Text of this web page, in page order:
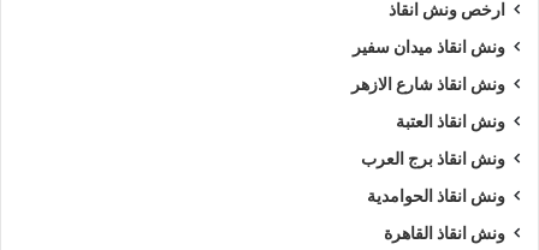
ارخص ونش انقاذ
ونش انقاذ ميدان سفير
ونش انقاذ شارع الازهر
ونش انقاذ العتبة
ونش انقاذ برج العرب
ونش انقاذ الحوامدية
ونش انقاذ القاهرة